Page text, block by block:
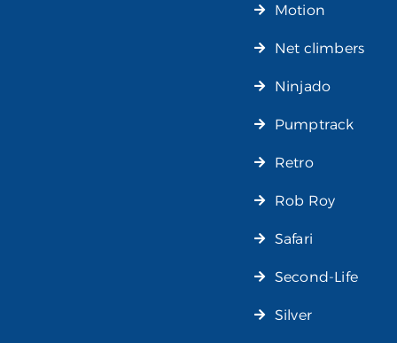
Motion
Net climbers
Ninjado
Pumptrack
Retro
Rob Roy
Safari
Second-Life
Silver